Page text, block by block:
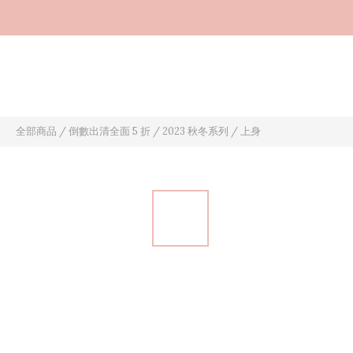
全部商品 /倒數出清全面 5 折 / 2023 秋冬系列 / 上身